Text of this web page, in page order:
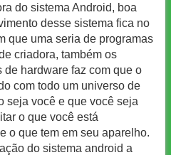
do sistema Android, boa
desse sistema fica no
que uma seria de programas
criadora, também os
hardware faz com que o
com todo um universo de
seja você e que você seja
o que você está
o que tem em seu aparelho.
do sistema android a